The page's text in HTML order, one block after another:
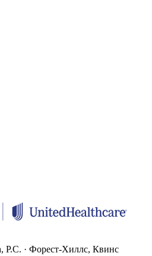
P.C. · Форест-Хиллс, Квинс